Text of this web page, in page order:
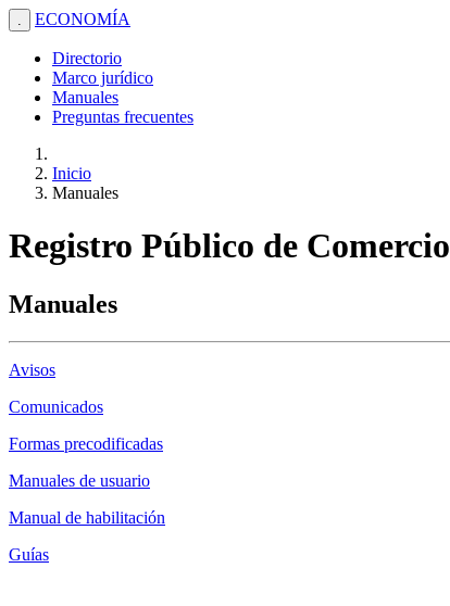
. ECONOMÍA
Directorio
Marco jurídico
Manuales
Preguntas frecuentes
Inicio
Manuales
Registro Público de Comercio
Manuales
Avisos
Comunicados
Formas precodificadas
Manuales de usuario
Manual de habilitación
Guías